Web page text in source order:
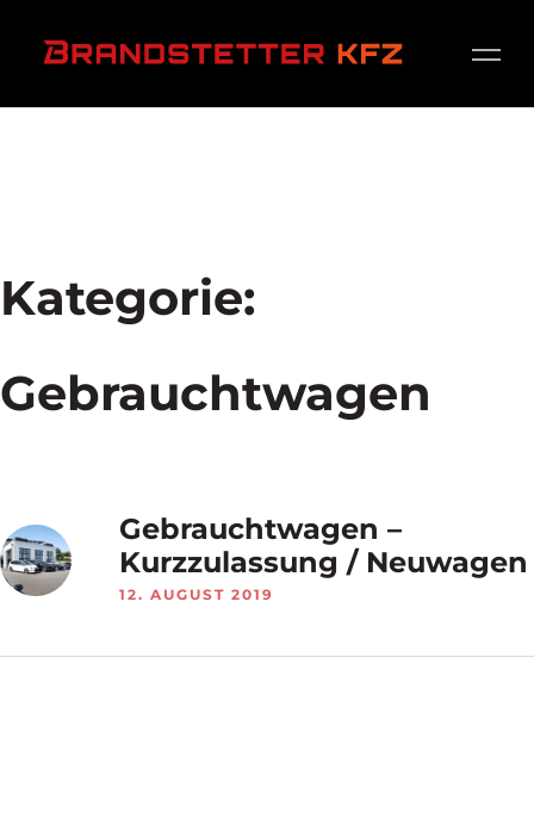
Kategorie:
Gebrauchtwagen
Gebrauchtwagen –
Kurzzulassung / Neuwagen
12. AUGUST 2019